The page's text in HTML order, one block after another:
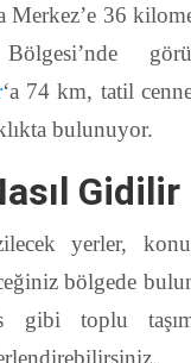
Merkez’e 36
‘a 74 km, tatil
bulunuyor.
Gidilir
yerler,
bölgede
gibi toplu